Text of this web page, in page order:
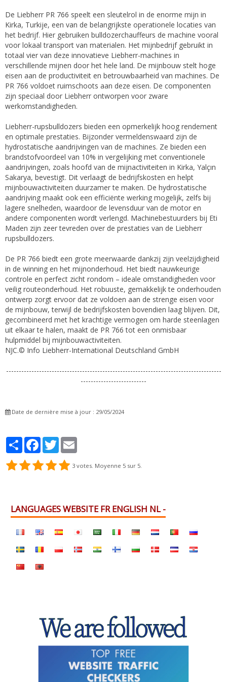
De Liebherr PR 766 speelt een sleutelrol in de enorme mijn in
Kirka, Turkije, een van de belangrijkste operationele locaties van
het bedrijf. Hier gebruiken bulldozerchauffeurs de machine vooral
voor lokaal transport van materialen. Het mijnbedrijf gebruikt in
totaal vier van deze innovatieve Liebherr-machines in
verschillende mijnen door het hele land. De mijnbouw stelt hoge
eisen aan de productiviteit en betrouwbaarheid van machines. De
PR 766 voldoet ruimschoots aan deze eisen. De componenten
zijn speciaal door Liebherr ontworpen voor zware
werkomstandigheden.
Liebherr-rupsbulldozers bieden een opmerkelijk hoog rendement
en optimale prestaties. Bijzonder vermeldenswaard zijn de
hydrostatische aandrijvingen van de machines. Ze bieden een
brandstofvoordeel van 10% in vergelijking met conventionele
aandrijvingen, zoals hoofd van de mijnactiviteiten in Kirka, Yalçın
Sakarya, bevestigt. Dit verlaagt de bedrijfskosten en helpt
mijnbouwactiviteiten duurzamer te maken. De hydrostatische
aandrijving maakt ook een efficiënte werking mogelijk, zelfs bij
lagere snelheden, waardoor de levensduur van de motor en
andere componenten wordt verlengd. Machinebestuurders bij Eti
Maden zijn zeer tevreden over de prestaties van de Liebherr
rupsbulldozers.
De PR 766 biedt een grote meerwaarde dankzij zijn veelzijdigheid
in de winning en het mijnonderhoud. Het biedt nauwkeurige
controle en perfect zicht rondom – ideale omstandigheden voor
veilig routeonderhoud. Het robuuste, gemakkelijk te onderhouden
ontwerp zorgt ervoor dat ze voldoen aan de strenge eisen voor
de mijnbouw, terwijl de bedrijfskosten bovendien laag blijven. Dit,
gecombineerd met het krachtige vermogen om harde steenlagen
uit elkaar te halen, maakt de PR 766 tot een onmisbaar
hulpmiddel bij mijnbouwactiviteiten.
NJC.© Info Liebherr-International Deutschland GmbH
-------------------------------------------------------------------------------------
--------------------------
Date de dernière mise à jour : 29/05/2024
PartagerFacebook
Twitter
3 votes. Moyenne 5 sur 5.
LANGUAGES WEBSITE FR ENGLISH NL -